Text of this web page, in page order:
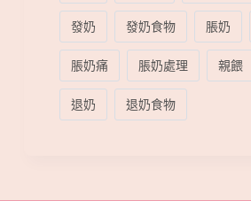
發奶
發奶食物 脹奶
脹奶痛
脹奶處理 親餵
退奶
退奶食物